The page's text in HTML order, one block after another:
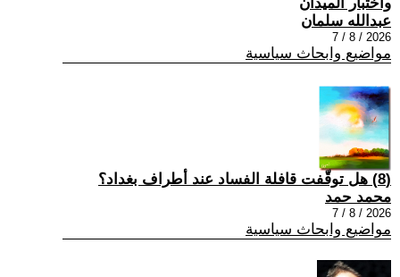
عبدالله سلمان
2026 / 8 / 7
مواضيع وابحاث سياسية
(8) هل توقّفت قافلة الفساد عند أطراف بغداد؟
محمد حمد
2026 / 8 / 7
مواضيع وابحاث سياسية